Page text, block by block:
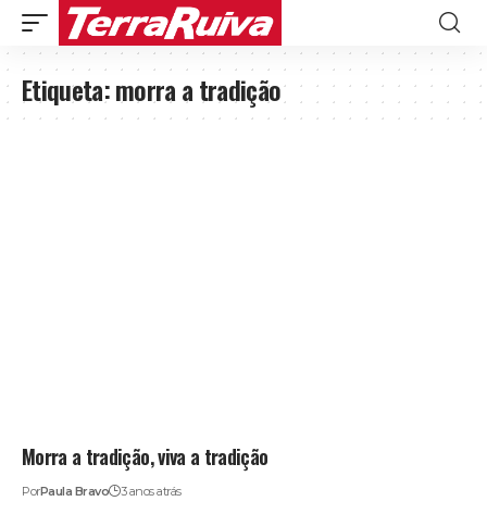
Etiqueta:morra a tradição
Morra a tradição, viva a tradição
PorPaula Bravo 3 anos atrás